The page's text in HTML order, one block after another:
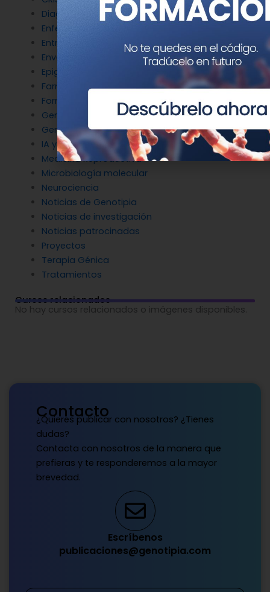
Diagnóstico Genético
Enfermedades Raras
Entrevistas
Envejecimiento y longevidad
Epigenética
Farmacogenética
Formación
Genética del cáncer
Genética en Cardiología
IA y Genómica
Medicina Reproductiva
Microbiología molecular
Neurociencia
Noticias de Genotipia
Noticias de investigación
Noticias patrocinadas
Proyectos
Terapia Génica
Tratamientos
Cursos relacionados
No hay cursos relacionados o imágenes disponibles.
Contacto
¿Quieres publicar con nosotros? ¿Tienes
dudas?
Contacta con nosotros de la manera que
prefieras y te responderemos a la mayor
brevedad.
Escríbenos
publicaciones@genotipia.com